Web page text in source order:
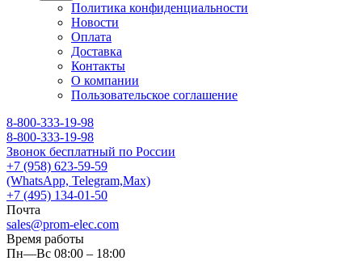
Политика конфиденциальности
Новости
Оплата
Доставка
Контакты
О компании
Пользовательское соглашение
8-800-333-19-98
8-800-333-19-98
Звонок бесплатный по России
+7 (958) 623-59-59
(WhatsApp, Telegram,Max)
+7 (495) 134-01-50
Почта
sales@prom-elec.com
Время работы
Пн—Вс 08:00 – 18:00